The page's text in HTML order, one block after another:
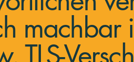
machbar